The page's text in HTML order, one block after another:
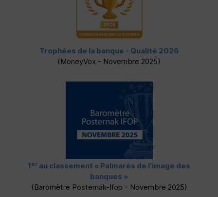
Trophées de la banque - Qualité 2026
(MoneyVox - Novembre 2025)
1 er au classement « Palmarès de l'image des
banques »
(Baromètre Posternak-Ifop - Novembre 2025)